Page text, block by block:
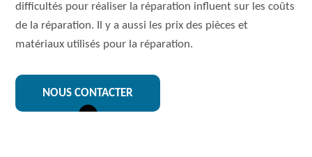
difficultés pour réaliser la réparation influent sur les coûts
de la réparation. Il y a aussi les prix des pièces et
matériaux utilisés pour la réparation.
NOUS CONTACTER